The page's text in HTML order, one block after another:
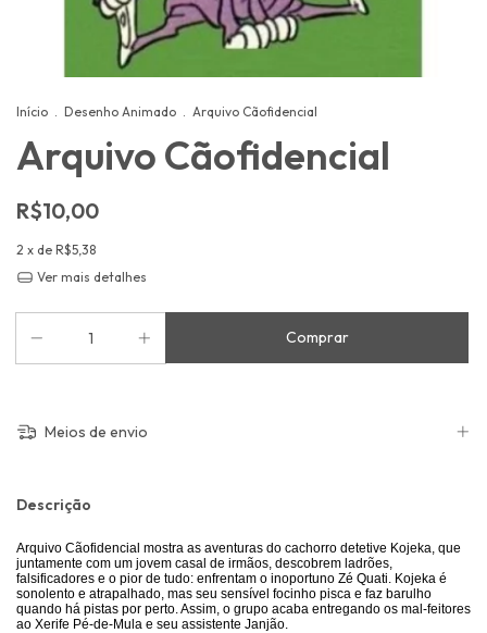
Início . Desenho Animado . Arquivo Cãofidencial
Arquivo Cãofidencial
R$10,00
2 x de R$5,38
Ver mais detalhes
Meios de envio
Descrição
Arquivo Cãofidencial mostra as aventuras do cachorro detetive Kojeka, que
juntamente com um jovem casal de irmãos, descobrem ladrões,
falsificadores e o pior de tudo: enfrentam o inoportuno Zé Quati. Kojeka é
sonolento e atrapalhado, mas seu sensível focinho pisca e faz barulho
quando há pistas por perto. Assim, o grupo acaba entregando os mal-feitores
ao Xerife Pé-de-Mula e seu assistente Janjão.